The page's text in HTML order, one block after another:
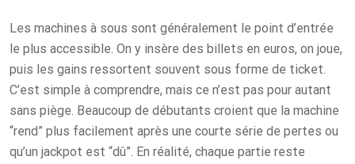
Les machines à sous sont généralement le point d’entrée
le plus accessible. On y insère des billets en euros, on joue,
puis les gains ressortent souvent sous forme de ticket.
C’est simple à comprendre, mais ce n’est pas pour autant
sans piège. Beaucoup de débutants croient que la machine
“rend” plus facilement après une courte série de pertes ou
qu’un jackpot est “dû”. En réalité, chaque partie reste